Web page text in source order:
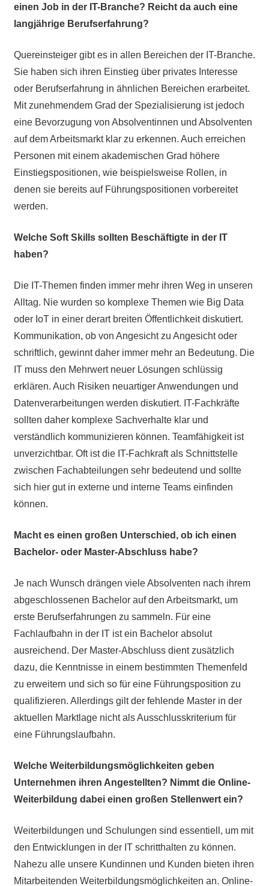
einen Job in der IT-Branche? Reicht da auch eine
langjährige Berufserfahrung?
Quereinsteiger gibt es in allen Bereichen der IT-Branche.
Sie haben sich ihren Einstieg über privates Interesse
oder Berufserfahrung in ähnlichen Bereichen erarbeitet.
Mit zunehmendem Grad der Spezialisierung ist jedoch
eine Bevorzugung von Absolventinnen und Absolventen
auf dem Arbeitsmarkt klar zu erkennen. Auch erreichen
Personen mit einem akademischen Grad höhere
Einstiegspositionen, wie beispielsweise Rollen, in
denen sie bereits auf Führungspositionen vorbereitet
werden.
Welche Soft Skills sollten Beschäftigte in der IT
haben?
Die IT-Themen finden immer mehr ihren Weg in unseren
Alltag. Nie wurden so komplexe Themen wie Big Data
oder IoT in einer derart breiten Öffentlichkeit diskutiert.
Kommunikation, ob von Angesicht zu Angesicht oder
schriftlich, gewinnt daher immer mehr an Bedeutung. Die
IT muss den Mehrwert neuer Lösungen schlüssig
erklären. Auch Risiken neuartiger Anwendungen und
Datenverarbeitungen werden diskutiert. IT-Fachkräfte
sollten daher komplexe Sachverhalte klar und
verständlich kommunizieren können. Teamfähigkeit ist
unverzichtbar. Oft ist die IT-Fachkraft als Schnittstelle
zwischen Fachabteilungen sehr bedeutend und sollte
sich hier gut in externe und interne Teams einfinden
können.
Macht es einen großen Unterschied, ob ich einen
Bachelor- oder Master-Abschluss habe?
Je nach Wunsch drängen viele Absolventen nach ihrem
abgeschlossenen Bachelor auf den Arbeitsmarkt, um
erste Berufserfahrungen zu sammeln. Für eine
Fachlaufbahn in der IT ist ein Bachelor absolut
ausreichend. Der Master-Abschluss dient zusätzlich
dazu, die Kenntnisse in einem bestimmten Themenfeld
zu erweitern und sich so für eine Führungsposition zu
qualifizieren. Allerdings gilt der fehlende Master in der
aktuellen Marktlage nicht als Ausschlusskriterium für
eine Führungslaufbahn.
Welche Weiterbildungsmöglichkeiten geben
Unternehmen ihren Angestellten? Nimmt die Online-
Weiterbildung dabei einen großen Stellenwert ein?
Weiterbildungen und Schulungen sind essentiell, um mit
den Entwicklungen in der IT schritthalten zu können.
Nahezu alle unsere Kundinnen und Kunden bieten ihren
Mitarbeitenden Weiterbildungsmöglichkeiten an. Online-